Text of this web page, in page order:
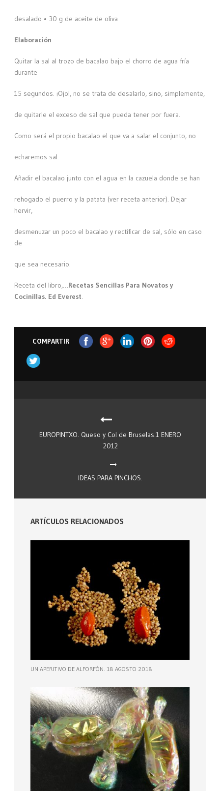
desalado • 30 g de aceite de oliva
Elaboración
Quitar la sal al trozo de bacalao bajo el chorro de agua fría
durante
15 segundos. ¡Ojo!, no se trata de desalarlo, sino, simplemente,
de quitarle el exceso de sal que pueda tener por fuera.
Como será el propio bacalao el que va a salar el conjunto, no
echaremos sal.
Añadir el bacalao junto con el agua en la cazuela donde se han
rehogado el puerro y la patata (ver receta anterior). Dejar
hervir,
desmenuzar un poco el bacalao y rectificar de sal, sólo en caso
de
que sea necesario.
Receta del libro,…Recetas Sencillas Para Novatos y
Cocinillas. Ed Everest.
COMPARTIR
EUROPINTXO. Queso y Col de Bruselas.1 ENERO
2012
IDEAS PARA PINCHOS.
ARTÍCULOS RELACIONADOS
UN APERITIVO DE ALFORFÓN. 18 AGOSTO 2018